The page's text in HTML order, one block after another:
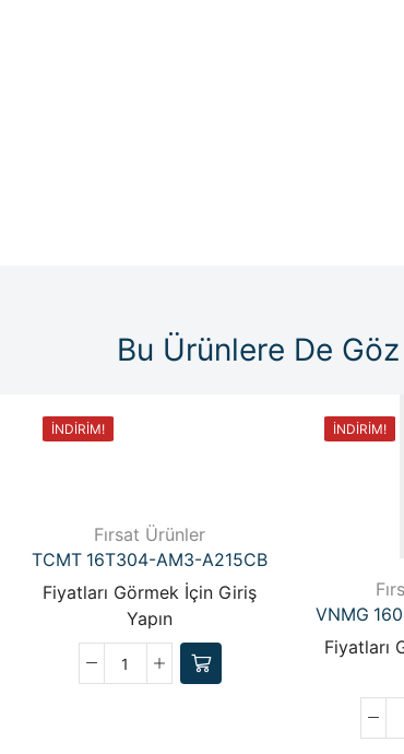
Bu Ürünlere De Göz
İNDIRIM!
Fırsat Ürünler
TCMT 16T304-AM3-A215CB
Fiyatları Görmek İçin Giriş
Yapın
İNDIRIM!
VNMG
Fiyatları